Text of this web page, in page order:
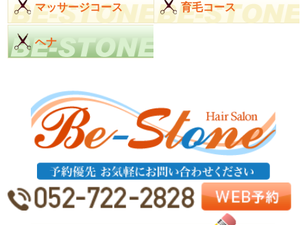
マッサージコース 育毛コース
ヘナ